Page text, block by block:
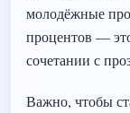
молодёжные
процентов —
сочетании с
Важно, чтобы